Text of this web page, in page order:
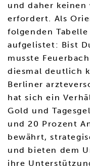
und daher
erfordert. Als
folgenden
aufgelistet: Bist
musste
diesmal deutlich
Berliner
hat sich ein
Gold und
und 20 Prozent
bewährt,
und bieten dem
ihre